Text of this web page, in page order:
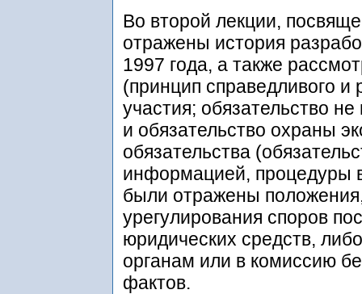
Во второй лекции,
отражены история
1997 года, а также
(принцип справедливого и
участия; обязательство
и обязательство охраны
обязательства
информацией, процедуры
были отражены
урегулирования споров
юридических средств,
органам или в комиссию
фактов.